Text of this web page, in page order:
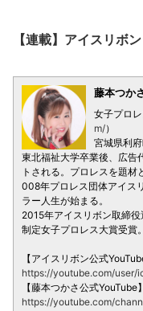
【連載】アイスリボ
藤本つか
女子プロ
m/）
宮城県利
東北福祉大学卒業後、広告
トされる。プロレスを題
008年プロレス団体アイス
ラー人生が始まる。
2015年アイスリボン取締
制定女子プロレス大賞受賞
【アイスリボン公式
https://youtube.com/user/
【藤本つかさ公式YouTube】
https://youtube.com/